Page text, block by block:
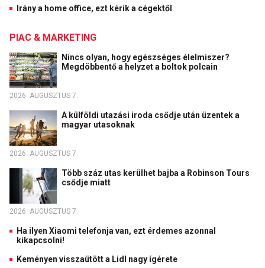
Irány a home office, ezt kérik a cégektől
PIAC & MARKETING
Nincs olyan, hogy egészséges élelmiszer?
Megdöbbentő a helyzet a boltok polcain
2026. AUGUSZTUS 7.
A külföldi utazási iroda csődje után üzentek a
magyar utasoknak
2026. AUGUSZTUS 7.
Több száz utas kerülhet bajba a Robinson Tours
csődje miatt
2026. AUGUSZTUS 7.
Ha ilyen Xiaomi telefonja van, ezt érdemes azonnal
kikapcsolni!
Keményen visszaütött a Lidl nagy ígérete